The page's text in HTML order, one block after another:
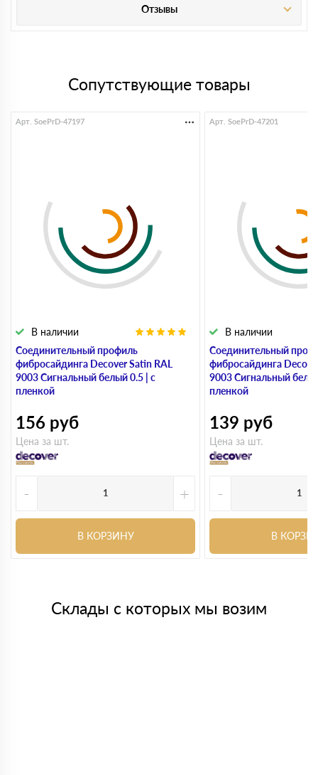
Отзывы
Сопутствующие товары
Соединительный профиль
фибросайдинга Decover Satin RAL
9003 Сигнальный белый 0.5 | с
пленкой
В наличии
Арт. SoePrD-47197
156 руб
Цена за шт.
- +
В КОРЗИНУ
Соединительный
фибросайдинга
9003 Сигнальный
пленкой
В наличии
Арт. SoePrD-47201
139 руб
Цена за шт.
-
В
Склады с которых мы возим